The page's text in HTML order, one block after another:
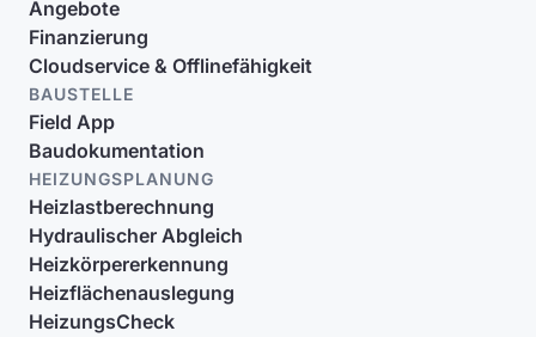
Angebote
Finanzierung
Cloudservice & Offlinefähigkeit
BAUSTELLE
Field App
Baudokumentation
HEIZUNGSPLANUNG
Heizlastberechnung
Hydraulischer Abgleich
Heizkörpererkennung
Heizflächenauslegung
HeizungsCheck